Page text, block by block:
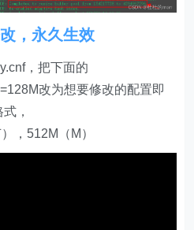
，永久生效
，把下面的
改为想要修改的配置即
，
，512M（M）